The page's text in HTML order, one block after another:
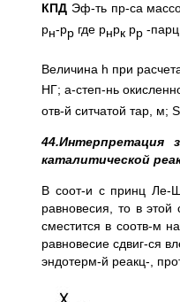
КПД Эф-ть пр-са
рн-рр где рнрк рр -
Величина h при
НГ; a-степ-нь
отв-й ситчатой тар, м;
44.Интерпретация
каталитической
В соот-и с принц Ле-
равновесия, то в этой
сместится в соотв-м
равновесие сдвиг-ся
эндотерм-й реакц-,